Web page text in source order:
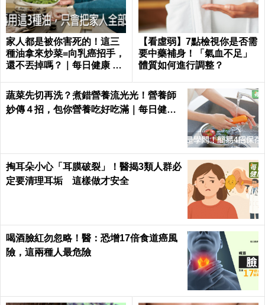
家人都是被你害死的！這三
種油拿來炒菜=向乳癌招手，
還不丟掉嗎？｜每日健康 He
【看虛弱】7點檢視你是否需
要中藥補身！「氣血不足」
體質如何進行調整？
蔬菜先切再洗？煮錯營養流光光！營養師
妙傳４招，包你營養吃好吃滿｜每日健康
掏耳朵小心「耳膜破裂」！醫揭3類人群必
定要清理耳垢 這樣做才安全
喝酒臉紅勿忽略！醫：恐增17倍食道癌風
險，這兩種人最危險